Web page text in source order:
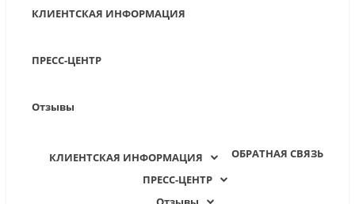
КЛИЕНТСКАЯ ИНФОРМАЦИЯ
ПРЕСС-ЦЕНТР
Отзывы
ОБРАТНАЯ СВЯЗЬ
КЛИЕНТСКАЯ ИНФОРМАЦИЯ
ПРЕСС-ЦЕНТР